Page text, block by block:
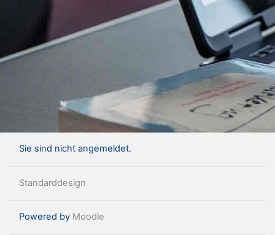
Sie sind nicht angemeldet.
Standarddesign
Powered by Moodle